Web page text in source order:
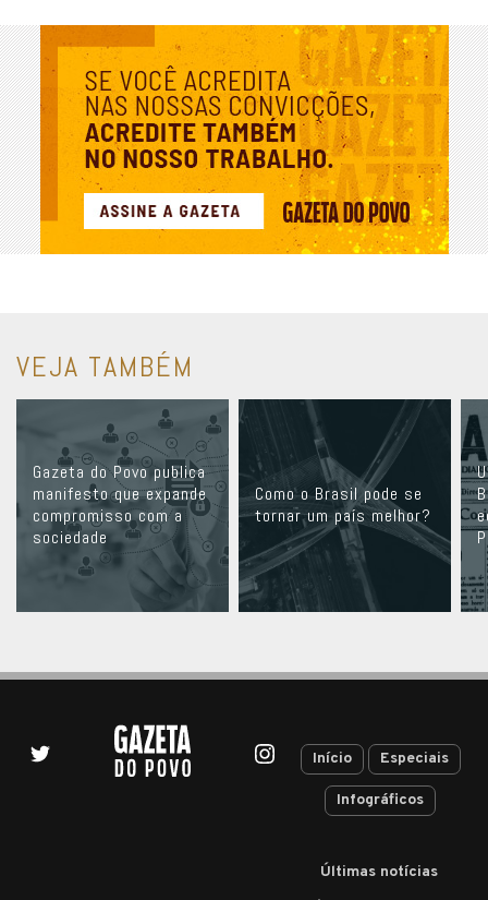
VEJA TAMBÉM
Gazeta do Povo publica
manifesto que expande
compromisso com a
sociedade
Como o Brasil pode se
tornar um país melhor?
Início Especiais
Infográficos
Últimas notícias